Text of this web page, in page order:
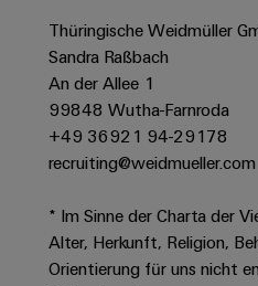
Wasseraufbereitung
&
Lösungen
für
die
und
Abwasserindustrie
Wasserstoff
Zubehör
Werkzeuge
Automaten
Software
Markierer
Industriedrucker
Thüringische Weidmüller
Sandra Raßbach
An der Allee 1
99848 Wutha-Farnroda
+49 36921 94-29178
recruiting@weidmueller.com
* Im Sinne der Charta der
Alter, Herkunft, Religion,
Orientierung für uns nicht